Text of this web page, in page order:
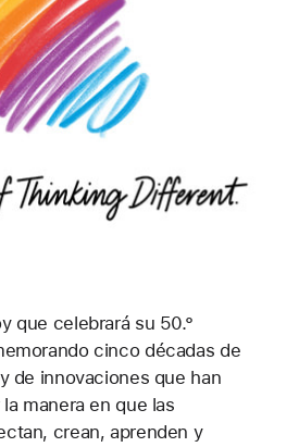
que celebrará su 50.°
cinco décadas de
de innovaciones que han
manera en que las
crean, aprenden y